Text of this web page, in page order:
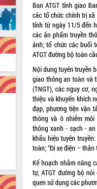
Ban ATGT tỉnh giao
các tổ chức chính trị
tỉnh từ ngày 11/5 đến
các ấn phẩm truyền
ảnh; tổ chức các buổi
ATGT đường bộ toàn
Nội dung tuyên truyền
giao thông an toàn và
(TNGT), các nguy cơ,
thiệu và khuyến khích
đạp, phương tiện vận
thông và ô nhiễm môi
thông xanh - sạch -
khẩu hiệu tuyên
toàn; “Đi xe điện –
Kế hoạch nhằm nâng
tự, ATGT đường bộ
quen sử dụng các